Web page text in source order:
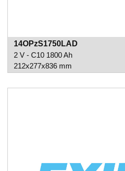
14OPzS1750LAD
2 V - C10 1800 Ah
212x277x836 mm